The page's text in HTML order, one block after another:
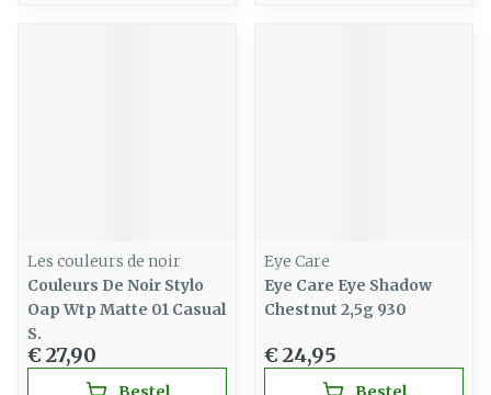
Les couleurs de noir
Couleurs De Noir Stylo
Oap Wtp Matte 01 Casual
S.
€ 27,90
Eye Care
Eye Care Eye Shadow
Chestnut 2,5g 930
€ 24,95